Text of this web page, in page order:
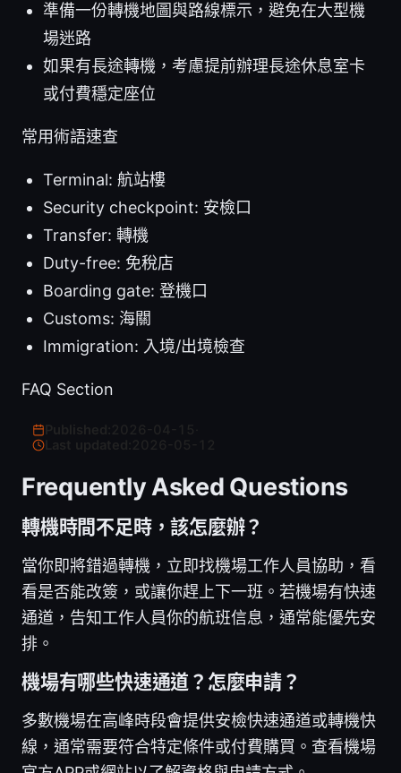
準備一份轉機地圖與路線標示，避免在大型機
場迷路
如果有長途轉機，考慮提前辦理長途休息室卡
或付費穩定座位
常用術語速查
Terminal: 航站樓
Security checkpoint: 安檢口
Transfer: 轉機
Duty-free: 免稅店
Boarding gate: 登機口
Customs: 海關
Immigration: 入境/出境檢查
FAQ Section
Last updated:
Frequently Asked Questions
轉機時間不足時，該怎麼辦？
當你即將錯過轉機，立即找機場工作人員協助，看
看是否能改簽，或讓你趕上下一班。若機場有快速
通道，告知工作人員你的航班信息，通常能優先安
排。
機場有哪些快速通道？怎麼申請？
多數機場在高峰時段會提供安檢快速通道或轉機快
線，通常需要符合特定條件或付費購買。查看機場